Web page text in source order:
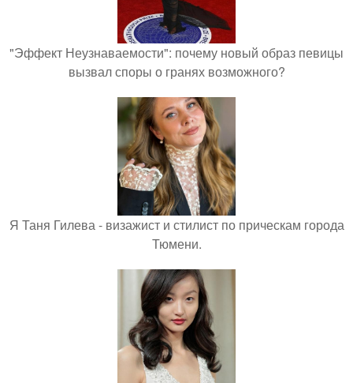
"Эффект Неузнаваемости": почему новый образ певицы
вызвал споры о гранях возможного?
Я Таня Гилева - визажист и стилист по прическам города
Тюмени.